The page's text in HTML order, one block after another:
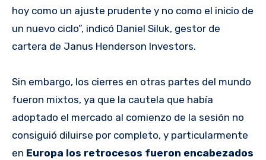
hoy como un ajuste prudente y no como el inicio de
un nuevo ciclo”, indicó Daniel Siluk, gestor de
cartera de Janus Henderson Investors.
Sin embargo, los cierres en otras partes del mundo
fueron mixtos, ya que la cautela que había
adoptado el mercado al comienzo de la sesión no
consiguió diluirse por completo, y particularmente
en Europa los retrocesos fueron encabezados